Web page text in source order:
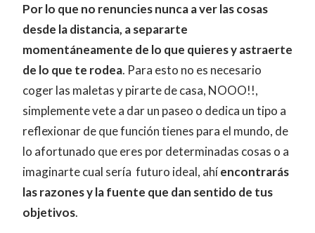
Por lo que no renuncies nunca a ver las cosas
desde la distancia, a separarte
momentáneamente de lo que quieres y astraerte
de lo que te rodea. Para esto no es necesario
coger las maletas y pirarte de casa, NOOO!!,
simplemente vete a dar un paseo o dedica un tipo a
reflexionar de que función tienes para el mundo, de
lo afortunado que eres por determinadas cosas o a
imaginarte cual sería futuro ideal, ahíencontrarás
las razones y la fuente que dan sentido de tus
objetivos.